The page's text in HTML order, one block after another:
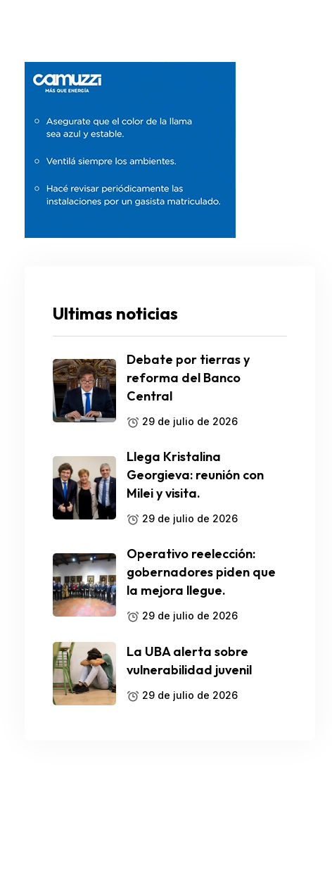
Ultimas noticias
Debate por tierras y
reforma del Banco
Central
29 de julio de 2026
Llega Kristalina
Georgieva: reunión con
Milei y visita.
29 de julio de 2026
Operativo reelección:
gobernadores piden que
la mejora llegue.
29 de julio de 2026
La UBA alerta sobre
vulnerabilidad juvenil
29 de julio de 2026